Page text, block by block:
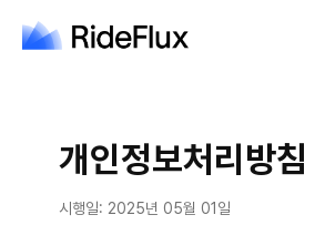
Safety
Business
Newsroom
Careers
개인정보처리방침
시행일: 2025년 05월 01일